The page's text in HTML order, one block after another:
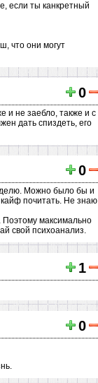
если ты канкретный
что они могут
0
и не заебло, также и с
дать спиздеть, его
0
Можно было бы и
почитать. Не знаю
максимально
свой психоанализ.
1
0